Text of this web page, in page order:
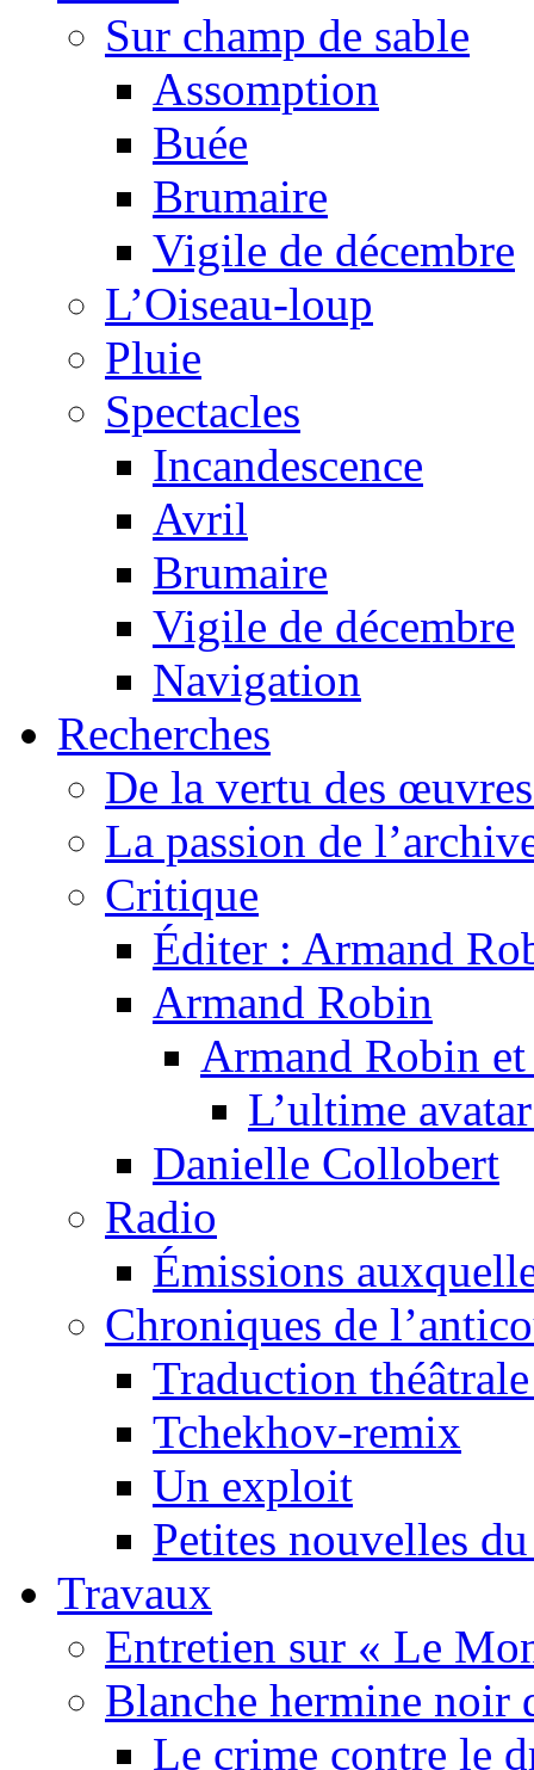
Sur champ de sable
Assomption
Buée
Brumaire
Vigile de décembre
L’Oiseau-loup
Pluie
Spectacles
Incandescence
Avril
Brumaire
Vigile de décembre
Navigation
Recherches
De la vertu des
La passion de
Critique
Éditer : Armand
Armand Robin
Armand Robin
L’ultime
Danielle Collobert
Radio
Émissions
Chroniques de
Traduction
Tchekhov-remix
Un exploit
Petites nouvelles
Travaux
Entretien sur « Le
Blanche hermine noir
Le crime contre le